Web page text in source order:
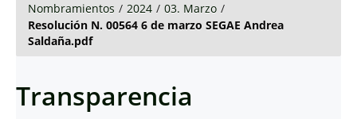
Nombramientos / 2024 / 03. Marzo /
Resolución N. 00564 6 de marzo SEGAE Andrea
Saldaña.pdf
Transparencia